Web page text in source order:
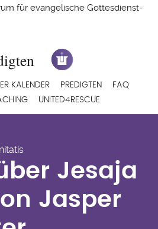
für evangelische Gottesdienst-
KALENDER PREDIGTEN
FAQ
UNITED4RESCUE
Jasper
Jesaja
Jasper